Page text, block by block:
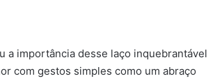
a importância desse laço inquebrantável
com gestos simples como um abraço